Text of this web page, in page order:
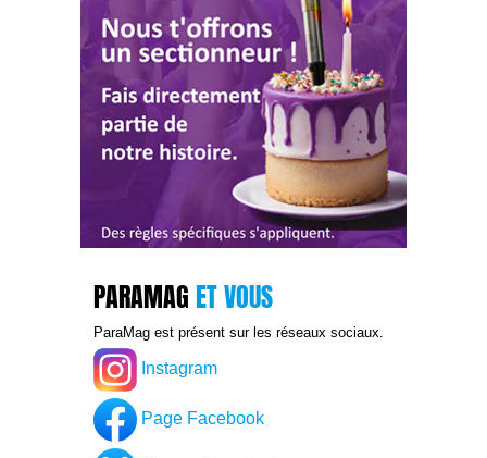
PARAMAG ET VOUS
ParaMag est présent sur les réseaux sociaux.
Instagram
Page Facebook